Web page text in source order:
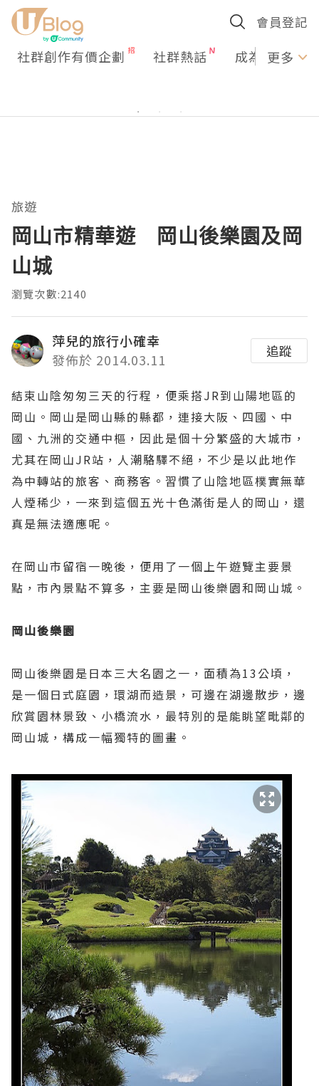
會員登記
社群創作有價企劃 社群熱話 成為U更多
旅遊
岡山市精華遊 岡山後樂園及岡
山城
瀏覽次數:2140
萍兒的旅行小確幸
發佈於 2014.03.11
追蹤
結束山陰匆匆三天的行程，便乘搭JR到山陽地區的
岡山。岡山是岡山縣的縣都，連接大阪、四國、中
國、九洲的交通中樞，因此是個十分繁盛的大城市，
尤其在岡山JR站，人潮駱驛不絕，不少是以此地作
為中轉站的旅客、商務客。習慣了山陰地區樸實無華
人煙稀少，一來到這個五光十色滿街是人的岡山，還
真是無法適應呢。
在岡山市留宿一晚後，便用了一個上午遊覽主要景
點，市內景點不算多，主要是岡山後樂園和岡山城。
岡山後樂園
岡山後樂園是日本三大名園之一，面積為13公頃，
是一個日式庭園，環湖而造景，可邊在湖邊散步，邊
欣賞園林景致、小橋流水，最特別的是能眺望毗鄰的
岡山城，構成一幅獨特的圖畫。